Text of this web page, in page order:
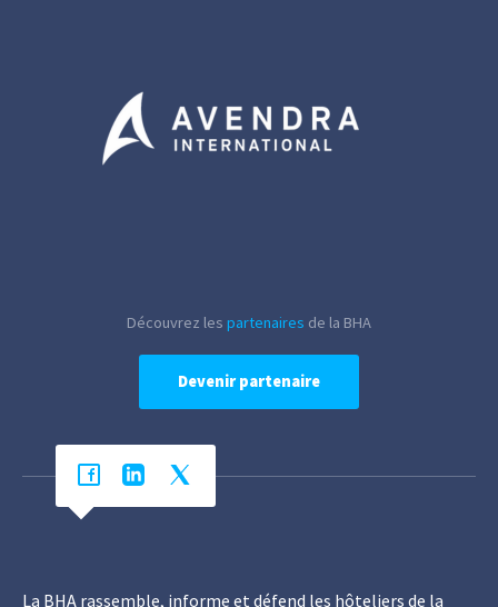
Découvrez les partenaires de la BHA
Devenir partenaire
La BHA rassemble, informe et défend les hôteliers de la